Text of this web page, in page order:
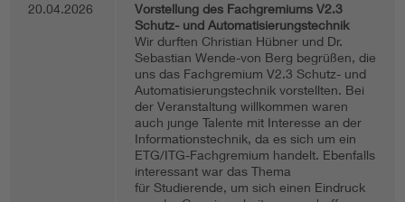
20.04.2026
Vorstellung des Fachgremiums V2.3
Schutz- und Automatisierungstechnik
Wir durften Christian Hübner und Dr.
Sebastian Wende-von Berg begrüßen, die
uns das Fachgremium V2.3 Schutz- und
Automatisierungstechnik vorstellten. Bei
der Veranstaltung willkommen waren
auch junge Talente mit Interesse an der
Informationstechnik, da es sich um ein
ETG/ITG-Fachgremium handelt. Ebenfalls
interessant war das Thema
für Studierende, um sich einen Eindruck